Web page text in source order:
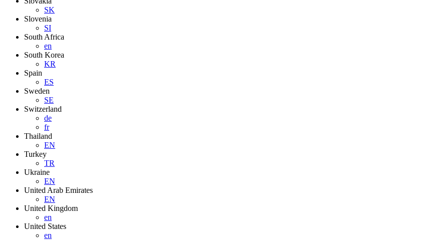
SK
Slovenia
SI
South Africa
en
South Korea
KR
Spain
ES
Sweden
SE
Switzerland
de
fr
Thailand
EN
Turkey
TR
Ukraine
EN
United Arab Emirates
EN
United Kingdom
en
United States
en